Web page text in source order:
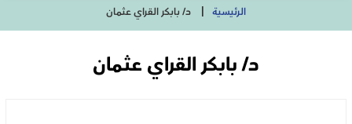
الرئيسية د/ بابكر القراي عثمان
د/ بابكر القراي عثمان